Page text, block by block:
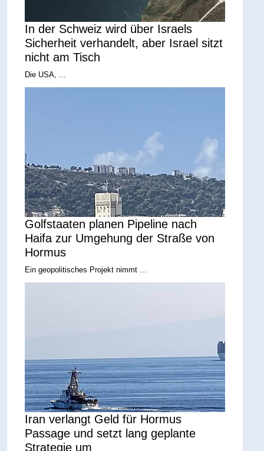
In der Schweiz wird über Israels
Sicherheit verhandelt, aber Israel sitzt
nicht am Tisch
Die USA, ...
Golfstaaten planen Pipeline nach
Haifa zur Umgehung der Straße von
Hormus
Ein geopolitisches Projekt nimmt ...
Iran verlangt Geld für Hormus
Passage und setzt lang geplante
Strategie um